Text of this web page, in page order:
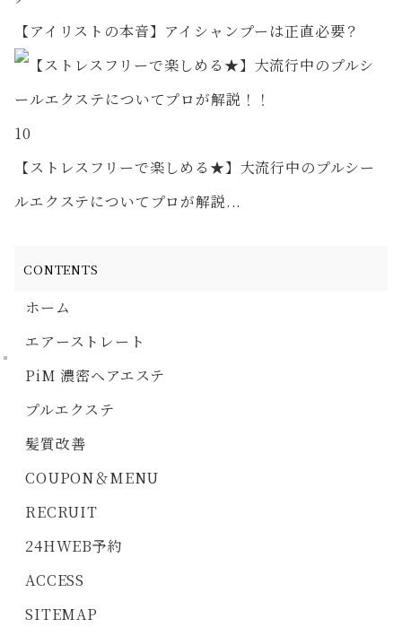
【アイリストの本音】アイシャンプーは正直必要？
10
【ストレスフリーで楽しめる★】大流行中のプルシー
ルエクステについてプロが解説...
CONTENTS
ホーム
エアーストレート
PiM 濃密ヘアエステ
プルエクステ
髪質改善
COUPON＆MENU
RECRUIT
24HWEB予約
ACCESS
SITEMAP